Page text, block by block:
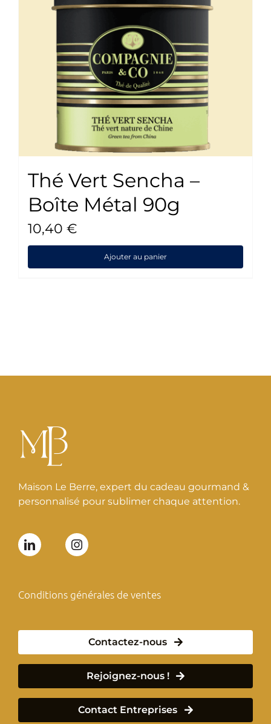
Thé Vert Sencha –
Boîte Métal 90g
10,40 €
Ajouter au panier
Maison Le Berre, expert du cadeau gourmand &
personnalisé pour sublimer chaque attention.
Conditions générales de ventes
Contactez-nous
Rejoignez-nous !
Contact Entreprises